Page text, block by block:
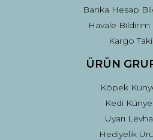
Gönder
Banka Hesap
Havale
Kargo
ÜRÜN
Köpek
Kedi
Uyarı
Hediyelik